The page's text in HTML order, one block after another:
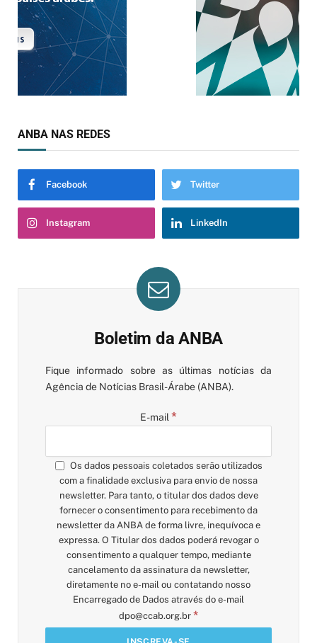
ANBA NAS REDES
Facebook Twitter
Instagram LinkedIn
Boletim da ANBA
Fique informado sobre as últimas notícias da
Agência de Notícias Brasil-Árabe (ANBA).
E-mail*
Os dados pessoais coletados serão utilizados
com a finalidade exclusiva para envio de nossa
newsletter. Para tanto, o titular dos dados deve
fornecer o consentimento para recebimento da
newsletter da ANBA de forma livre, inequívoca e
expressa. O Titular dos dados poderá revogar o
consentimento a qualquer tempo, mediante
cancelamento da assinatura da newsletter,
diretamente no e-mail ou contatando nosso
Encarregado de Dados através do e-mail
dpo@ccab.org.br *